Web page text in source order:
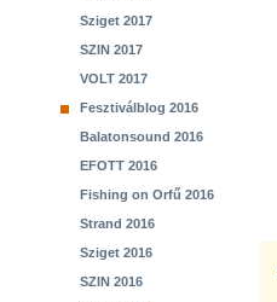
Sziget 2017
SZIN 2017
VOLT 2017
Fesztiválblog 2016
Balatonsound 2016
EFOTT 2016
Fishing on Orfű 2016
Strand 2016
Sziget 2016
SZIN 2016